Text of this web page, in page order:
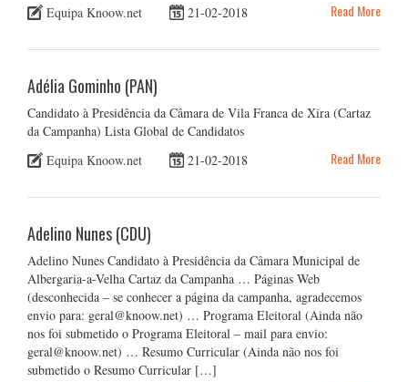
Equipa Knoow.net
21-02-2018 Read More
Adélia Gominho (PAN)
Candidato à Presidência da Câmara de Vila Franca de Xira (Cartaz
da Campanha) Lista Global de Candidatos
Equipa Knoow.net
21-02-2018 Read More
Adelino Nunes (CDU)
Adelino Nunes Candidato à Presidência da Câmara Municipal de
Albergaria-a-Velha Cartaz da Campanha … Páginas Web
(desconhecida – se conhecer a página da campanha, agradecemos
envio para: geral@knoow.net) … Programa Eleitoral (Ainda não
nos foi submetido o Programa Eleitoral – mail para envio:
geral@knoow.net) … Resumo Curricular (Ainda não nos foi
submetido o Resumo Curricular […]